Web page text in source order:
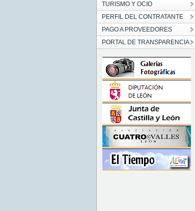
TURISMO Y OCIO
PERFIL DEL CONTRATANTE
PAGO A PROVEEDORES
PORTAL DE TRANSPARENCIA